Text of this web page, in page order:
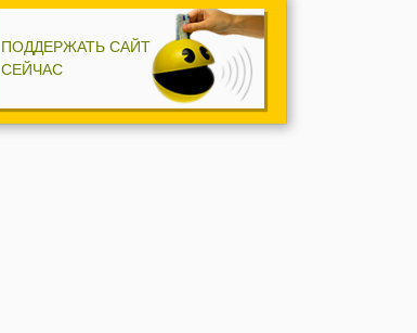
ПОДДЕРЖАТЬ САЙТ
СЕЙЧАС